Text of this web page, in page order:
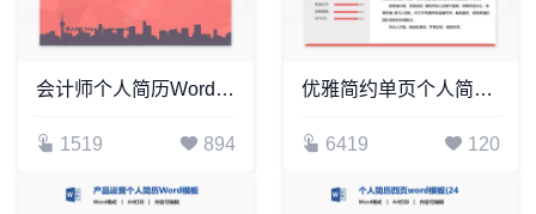
会计师个人简历Word模板
1519 894
优雅简约单页个人简历word文档(2)
6419 120